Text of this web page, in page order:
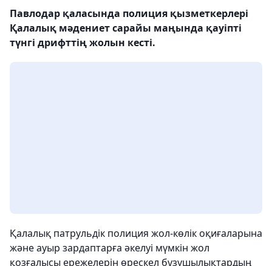
Павлодар қаласында полиция қызметкерлері
Қалалық мәдениет сарайы маңында қауіпті
түнгі дрифттің жолын кесті.
Қалалық патрульдік полиция жол-көлік оқиғаларына
және ауыр зардаптарға әкелуі мүмкін жол
қозғалысы ережелерін өрескел бұзушылықтардың